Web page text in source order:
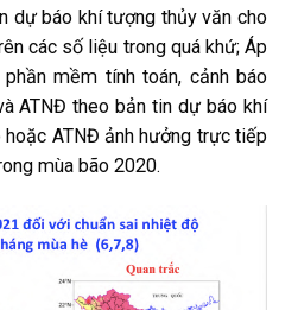
dự báo khí tượng thủy văn cho
các số liệu trong quá khứ; Áp
mềm tính toán, cảnh báo
ATNĐ theo bản tin dự báo khí
ATNĐ ảnh hưởng trực tiếp
mùa bão 2020.